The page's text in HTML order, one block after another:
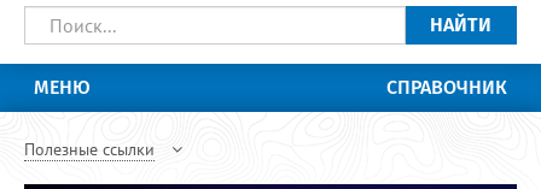
НАЙТИ
МЕНЮ СПРАВОЧНИК
Полезные ссылки